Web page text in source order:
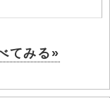
てみる»